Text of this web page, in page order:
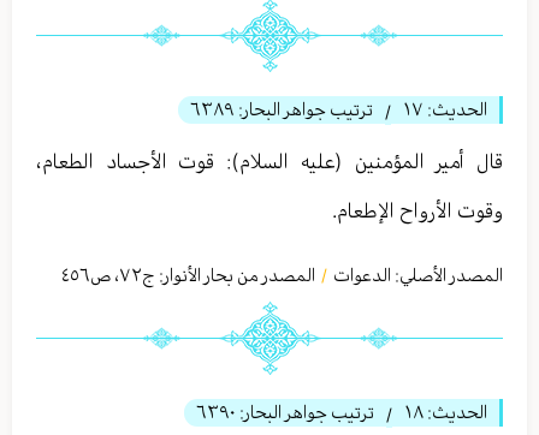
الحديث: ١٧ / ترتيب جواهر البحار: ٦٣٨٩
قال أمير المؤمنين (عليه السلام): قوت الأجساد الطعام،
وقوت الأرواح الإطعام.
المصدر الأصلي: الدعوات / المصدر من بحار الأنوار: ج٧٢، ص٤٥٦
الحديث: ١٨ / ترتيب جواهر البحار: ٦٣٩٠